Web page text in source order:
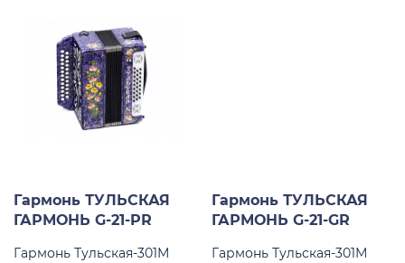
Гармонь ТУЛЬСКАЯ
ГАРМОНЬ G-21-PR
Гармонь Тульская-301М
Гармонь ТУЛЬСКАЯ
ГАРМОНЬ G-21-GR
Гармонь Тульская-301М